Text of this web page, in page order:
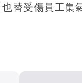
替受傷員工集